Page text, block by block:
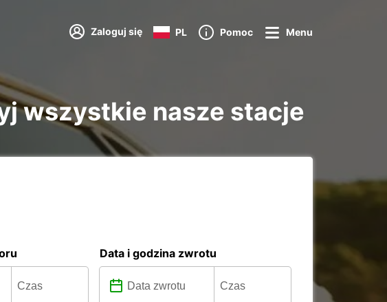
Zaloguj się PL Pomoc Menu
wszystkie nasze stacje
Data i godzina zwrotu